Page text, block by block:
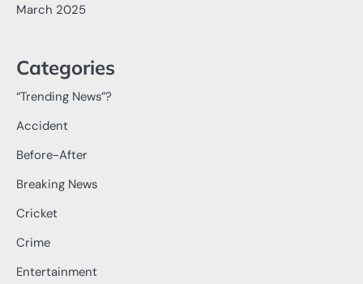
March 2025
Categories
“Trending News”?
Accident
Before-After
Breaking News
Cricket
Crime
Entertainment